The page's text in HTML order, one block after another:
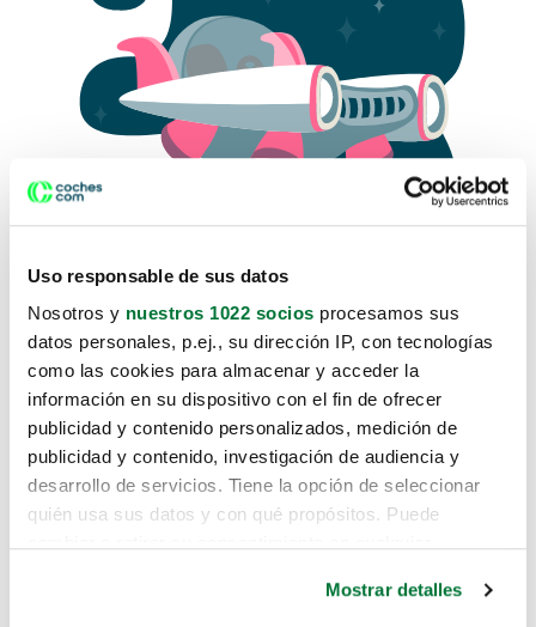
Uso responsable de sus datos
Nosotros y nuestros 1022 socios procesamos sus
datos personales, p.ej., su dirección IP, con tecnologías
como las cookies para almacenar y acceder la
información en su dispositivo con el fin de ofrecer
publicidad y contenido personalizados, medición de
publicidad y contenido, investigación de audiencia y
desarrollo de servicios. Tiene la opción de seleccionar
quién usa sus datos y con qué propósitos. Puede
Mostrar detalles
Lo sentimos, no sabemos como
te hemos traido hasta aquí.
Pero puedes encontrar el coche que estás
buscando en alguno de estos enlaces: